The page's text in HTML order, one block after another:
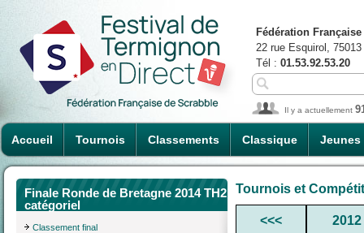
Accueil Tournois Classements Classique Jeunes
Fédération
22 rue Esquirol,
Tél : 01.53.92.53.20
Il y a actuellement
Finale Ronde de Bretagne 2014 TH2
catégoriel
Classement final
Tournois et
<<< 2012